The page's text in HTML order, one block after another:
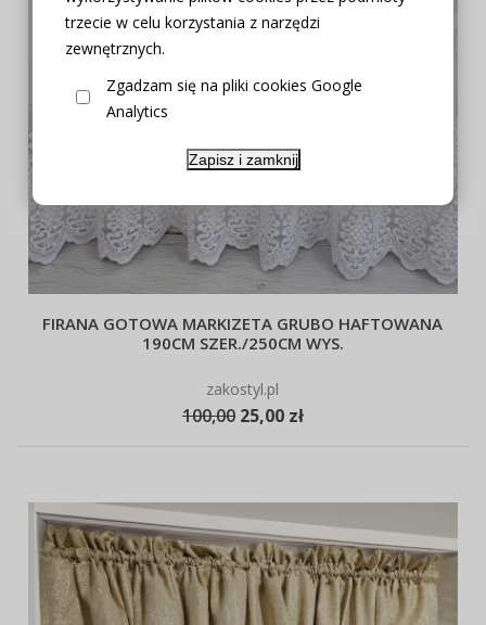
trzecie w celu korzystania z narzędzi
zewnętrznych.
Zgadzam się na pliki cookies Google
Analytics
Zapisz i zamknij
FIRANA GOTOWA MARKIZETA GRUBO HAFTOWANA
190CM SZER./250CM WYS.
zakostyl.pl
100,00 25,00 zł